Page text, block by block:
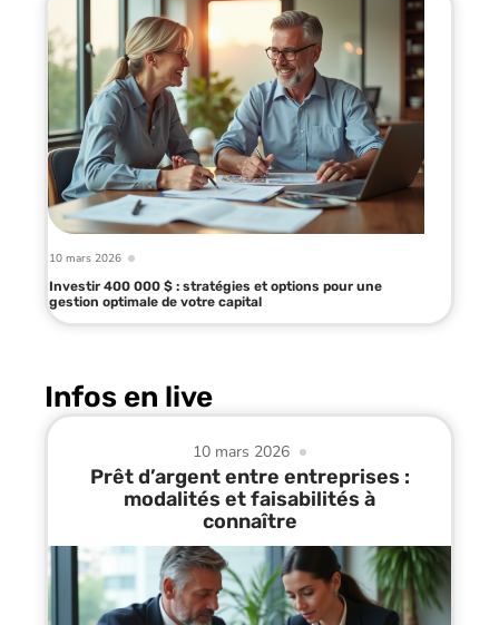
10 mars 2026
Investir 400 000 $ : stratégies et options pour une
gestion optimale de votre capital
Infos en live
10 mars 2026
Prêt d’argent entre entreprises :
modalités et faisabilités à
connaître